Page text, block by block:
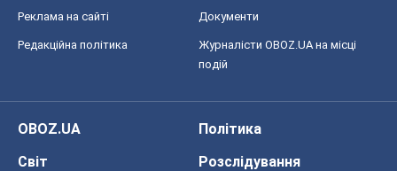
Реклама на сайті Документи
Редакційна політика
Журналісти OBOZ.UA на місці
подій
OBOZ.UA
Політика
Світ
Розслідування